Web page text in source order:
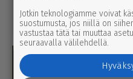
tää nopeaa
Jotkin teknologiamme voivat
suostumusta, jos niillä on
vastustaa tätä tai muuttaa
seuraavalla välilehdellä.